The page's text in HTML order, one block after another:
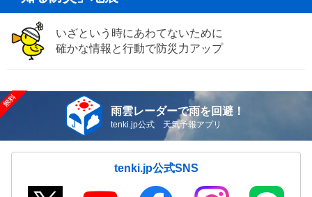
いざという時にあわてないために
確かな情報と行動で防災力アップ
雨雲レーダーで雨を回避！
tenki.jp公式 天気予報アプリ
tenki.jp公式SNS